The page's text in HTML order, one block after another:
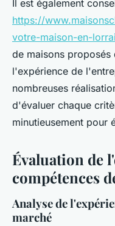
Il est également
https://
votre-maison-en-
de maisons proposés
l'expérience de
nombreuses
d'évaluer chaque
minutieusement pour
Évaluation de
compétences
Analyse de
marché